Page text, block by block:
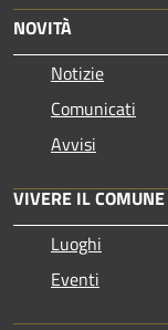
NOVITÀ
Notizie
Comunicati
Avvisi
VIVERE IL COMUNE
Luoghi
Eventi